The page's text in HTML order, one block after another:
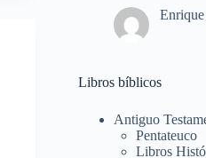
Enrique
Libros bíblicos
Antiguo
Pentateuco
Libros